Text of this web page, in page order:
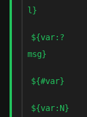
l}
${var:?
msg}
${#var}
${var:N}